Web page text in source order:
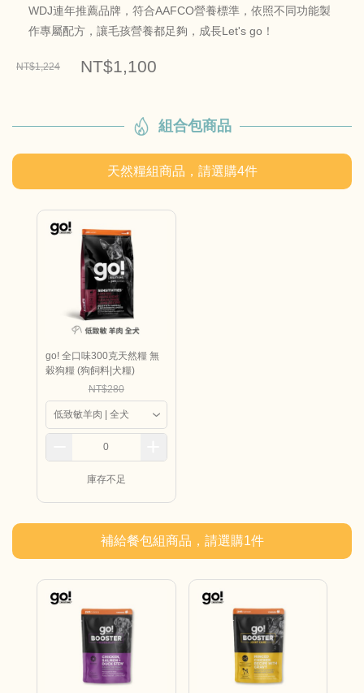
WDJ連年推薦品牌，符合AAFCO營養標準，依照不同功能製
作專屬配方，讓毛孩營養都足夠，成長Let's go！
NT$1,224 NT$1,100
組合包商品
天然糧組商品，請選購4件
go! 全口味300克天然糧 無
穀狗糧 (狗飼料|犬糧)
NT$280
庫存不足
補給餐包組商品，請選購1件